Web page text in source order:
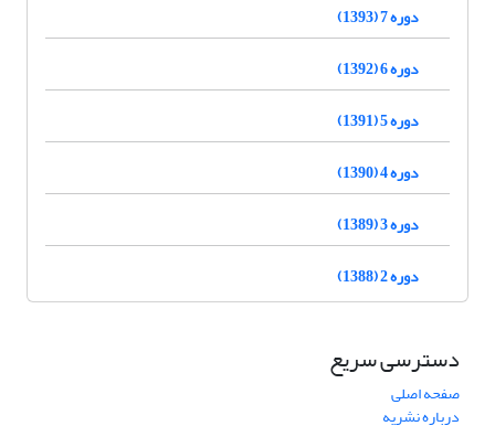
دوره 7 (1393)
دوره 6 (1392)
دوره 5 (1391)
دوره 4 (1390)
دوره 3 (1389)
دوره 2 (1388)
دسترسی سریع
صفحه اصلی
درباره نشریه